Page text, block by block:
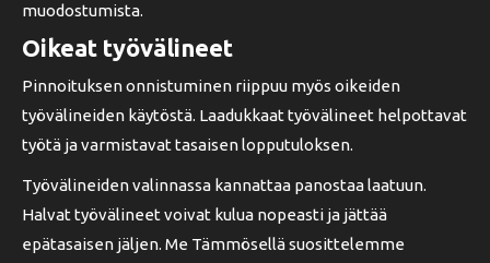
muodostumista.
Oikeat työvälineet
Pinnoituksen onnistuminen riippuu myös oikeiden
työvälineiden käytöstä. Laadukkaat työvälineet helpottavat
työtä ja varmistavat tasaisen lopputuloksen.
Työvälineiden valinnassa kannattaa panostaa laatuun.
Halvat työvälineet voivat kulua nopeasti ja jättää
epätasaisen jäljen. Me Tämmösellä suosittelemme